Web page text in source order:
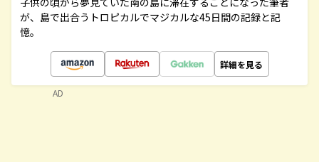
が、島で出合うトロピカルでマジカルな45日間の記録と記
憶。
詳細を見る
AD